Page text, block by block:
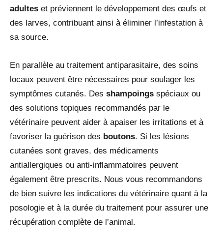
adultes et préviennent le développement des œufs et
des larves, contribuant ainsi à éliminer l’infestation à
sa source.
En parallèle au traitement antiparasitaire, des soins
locaux peuvent être nécessaires pour soulager les
symptômes cutanés. Des shampoings spéciaux ou
des solutions topiques recommandés par le
vétérinaire peuvent aider à apaiser les irritations et à
favoriser la guérison des boutons. Si les lésions
cutanées sont graves, des médicaments
antiallergiques ou anti-inflammatoires peuvent
également être prescrits. Nous vous recommandons
de bien suivre les indications du vétérinaire quant à la
posologie et à la durée du traitement pour assurer une
récupération complète de l’animal.